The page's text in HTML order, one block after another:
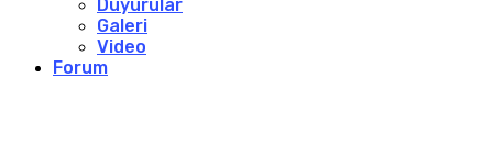
Duyurular
Galeri
Video
Forum